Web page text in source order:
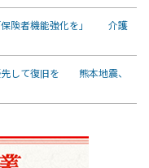
保険者機能強化を」 介護
先して復旧を 熊本地震、